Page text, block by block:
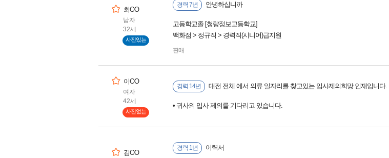
최OO
남자
32세
사진있는
경력 7년 안녕하십니까
고등학교졸 [청량정보고등학교]
백화점 > 정규직 > 경력직(시니어)급지원
판매
이OO
여자
42세
사진없는
경력 14년 대전 전체 에서 의류 일자리를 찾고있는 입사제의희망 인재입니다.
• 귀사의 입사 제의를 기다리고 있습니다.
김OO
경력 1년 이력서